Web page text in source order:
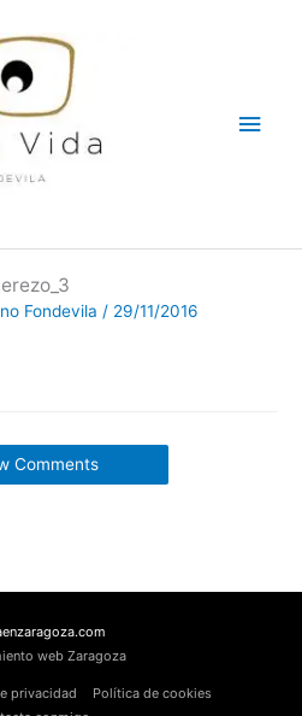
Fondevila / 29/11/2016
Comments
web Zaragoza
privacidad
Política de cookies